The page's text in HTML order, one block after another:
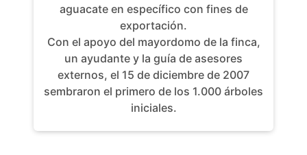
aguacate en específico con fines de
exportación.
Con el apoyo del mayordomo de la finca,
un ayudante y la guía de asesores
externos, el 15 de diciembre de 2007
sembraron el primero de los 1.000 árboles
iniciales.